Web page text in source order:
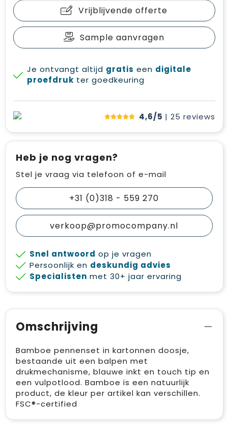
Vrijblijvende offerte
Sample aanvragen
Je ontvangt altijd gratis een digitale
proefdruk ter goedkeuring
4,6/5 | 25 reviews
Heb je nog vragen?
Stel je vraag via telefoon of e-mail
+31 (0)318 - 559 270
verkoop@promocompany.nl
Snel antwoord op je vragen
Persoonlijk en deskundig advies
Specialisten met 30+ jaar ervaring
Omschrijving
Bamboe pennenset in kartonnen doosje,
bestaande uit een balpen met
drukmechanisme, blauwe inkt en touch tip en
een vulpotlood. Bamboe is een natuurlijk
product, de kleur per artikel kan verschillen.
FSC®-certified